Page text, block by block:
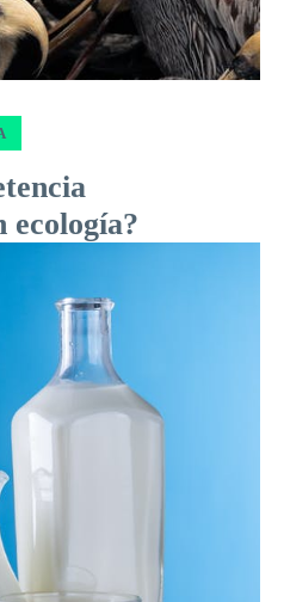
ecología?